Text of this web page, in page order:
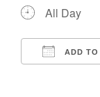
All Day
ADD